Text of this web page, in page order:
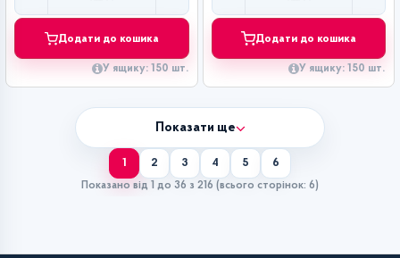
Додати до кошика
У ящику: 150 шт.
Додати до кошика
У ящику: 150 шт.
Показати ще
1 2 3 4 5
6
Показано від 1 до 36 з 216 (всього сторінок: 6)